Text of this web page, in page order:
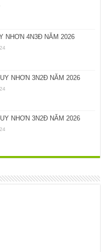
NHƠN 4N3Đ NĂM 2026
NHƠN 3N2Đ NĂM 2026
NHƠN 3N2Đ NĂM 2026